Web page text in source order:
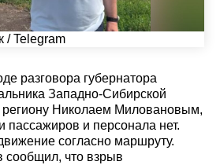
/ Telegram
разговора губернатора
Западно-Сибирской
региону Николаем Миловановым,
пассажиров и персонала нет.
согласно маршруту.
сообщил, что взрыв